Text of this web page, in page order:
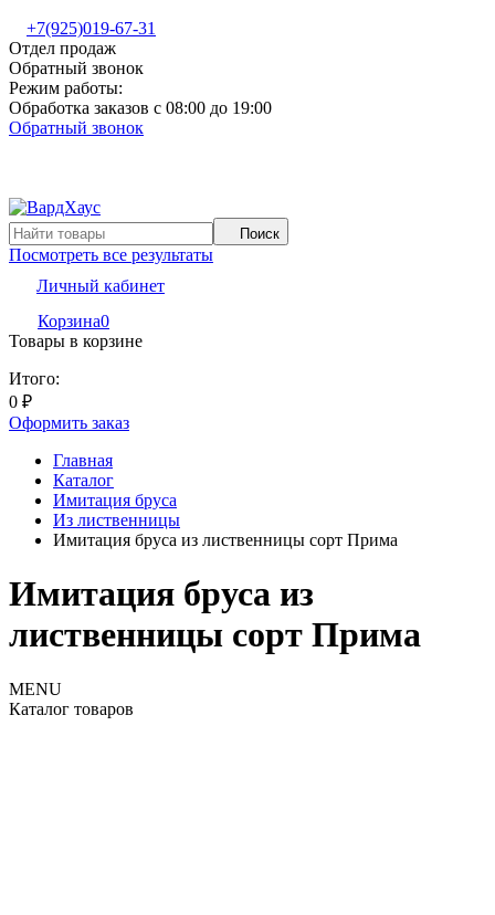
+7(925)019-67-31
Отдел продаж
Обратный звонок
Режим работы:
Обработка заказов с 08:00 до 19:00
Обратный звонок
Поиск
Посмотреть все результаты
Личный кабинет
Корзина0
Товары в корзине
Итого:
0 ₽
Оформить заказ
Главная
Каталог
Имитация бруса
Из лиственницы
Имитация бруса из лиственницы сорт Прима
Имитация бруса из
лиственницы сорт Прима
MENU
Каталог товаров